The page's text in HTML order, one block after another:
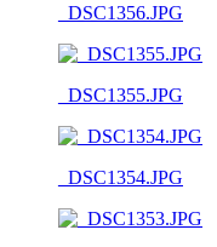
_DSC1356.JPG
_DSC1355.JPG
_DSC1354.JPG